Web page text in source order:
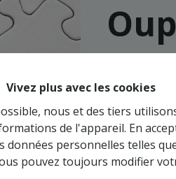
Vivez plus avec les cookies
nous et des tiers
de l'appareil. En
données personnelles telles
pouvez toujours modifier